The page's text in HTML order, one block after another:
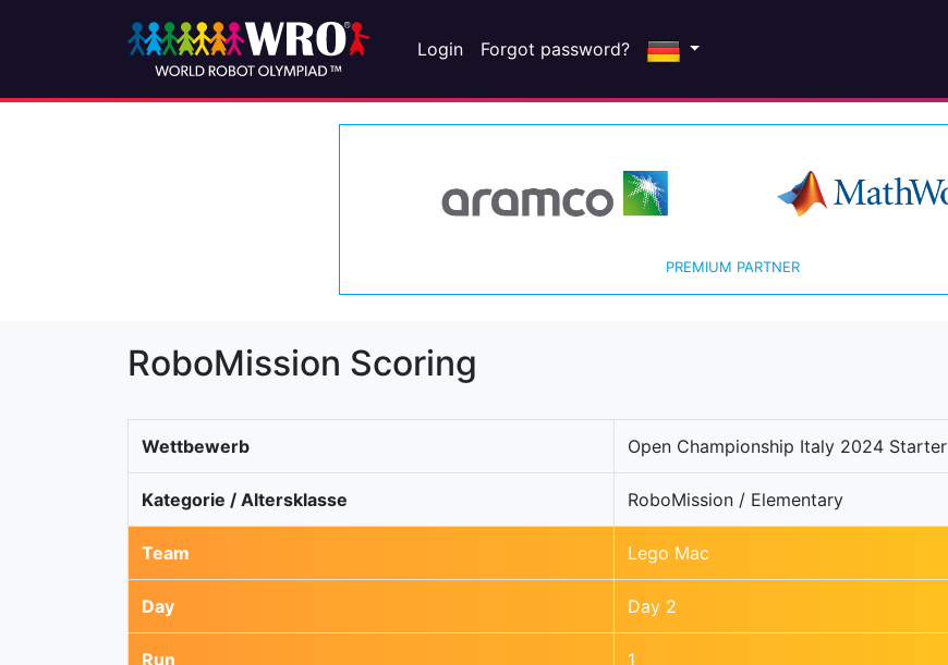
Login Forgot password?
PREMIUM PARTNER
RoboMission Scoring
Wettbewerb Open Championship Italy 2024 Starter
Kategorie / Altersklasse RoboMission / Elementary
Team Lego Mac
Day Day 2
Run 1